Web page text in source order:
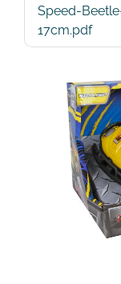
Speed-
17cm.pdf